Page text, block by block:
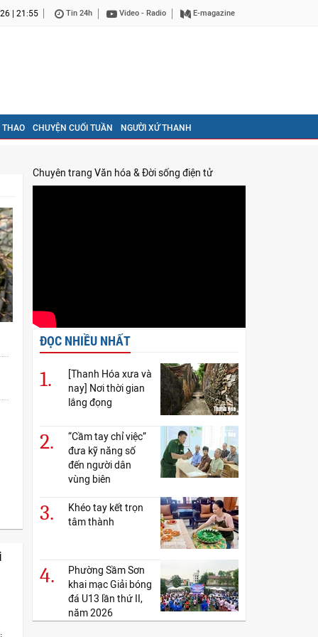
| 21:55 Tin 24h Video - Radio E-magazine
THAO CHUYỆN CUỐI TUẦN NGƯỜI XỨ THANH
Chuyên trang Văn hóa & Đời sống điện tử
ĐỌC NHIỀU NHẤT
1.
[Thanh Hóa xưa và
nay] Nơi thời gian
lắng đọng
2.
“Cầm tay chỉ việc”
đưa kỹ năng số
đến người dân
vùng biên
3.
Khéo tay kết trọn
tâm thành
4.
Phường Sầm Sơn
khai mạc Giải bóng
đá U13 lần thứ II,
năm 2026